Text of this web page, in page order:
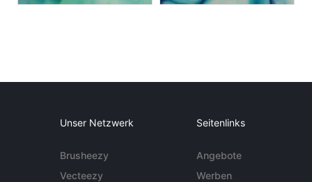
Unser Netzwerk
Brusheezy
Vecteezy
Seitenlinks
Angebote
Werben